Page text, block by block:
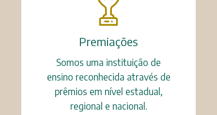
Premiações
Somos uma instituição de
ensino reconhecida através de
prêmios em nível estadual,
regional e nacional.